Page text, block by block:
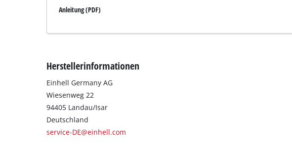
Anleitung (PDF)
Herstellerinformationen
Einhell Germany AG
Wiesenweg 22
94405 Landau/Isar
Deutschland
service-DE@einhell.com